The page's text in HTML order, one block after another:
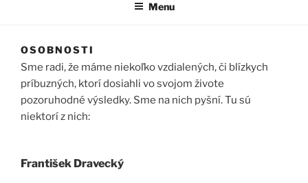
Menu
OSOBNOSTI
Sme radi, že máme niekoľko vzdialených, či blízkych
príbuzných, ktorí dosiahli vo svojom živote
pozoruhodné výsledky. Sme na nich pyšní. Tu sú
niektorí z nich:
František Dravecký